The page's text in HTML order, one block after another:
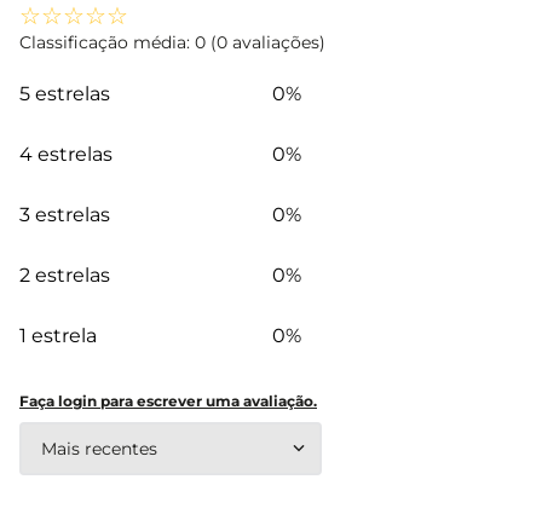
☆☆☆☆☆
Classificação média: 0 (0 avaliações)
5 estrelas 0%
4 estrelas 0%
3 estrelas 0%
2 estrelas 0%
1 estrela 0%
Faça login para escrever uma avaliação.
Mais recentes